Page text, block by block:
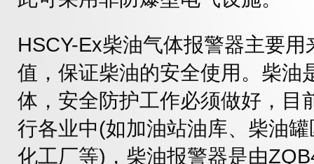
HSCY-Ex柴油气体报警器主要
值，保证柴油的安全使用。柴油
体，安全防护工作必须做好，目
行各业中(如加油站油库、柴油
化工厂等)，柴油报警器是由